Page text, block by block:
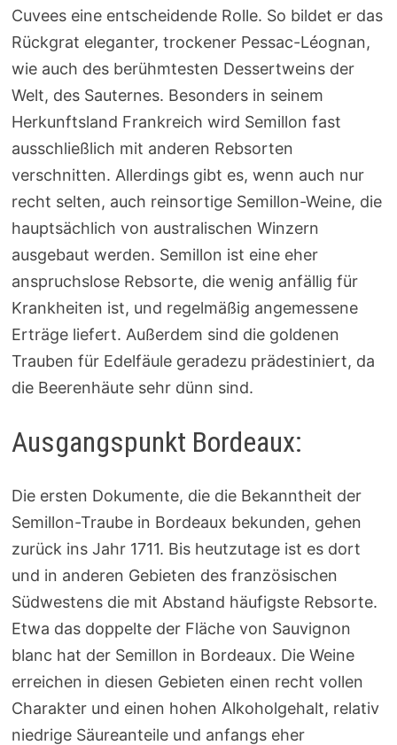
Cuvees eine entscheidende Rolle. So bildet er das
Rückgrat eleganter, trockener Pessac-Léognan,
wie auch des berühmtesten Dessertweins der
Welt, des Sauternes. Besonders in seinem
Herkunftsland Frankreich wird Semillon fast
ausschließlich mit anderen Rebsorten
verschnitten. Allerdings gibt es, wenn auch nur
recht selten, auch reinsortige Semillon-Weine, die
hauptsächlich von australischen Winzern
ausgebaut werden. Semillon ist eine eher
anspruchslose Rebsorte, die wenig anfällig für
Krankheiten ist, und regelmäßig angemessene
Erträge liefert. Außerdem sind die goldenen
Trauben für Edelfäule geradezu prädestiniert, da
die Beerenhäute sehr dünn sind.
Ausgangspunkt Bordeaux:
Die ersten Dokumente, die die Bekanntheit der
Semillon-Traube in Bordeaux bekunden, gehen
zurück ins Jahr 1711. Bis heutzutage ist es dort
und in anderen Gebieten des französischen
Südwestens die mit Abstand häufigste Rebsorte.
Etwa das doppelte der Fläche von Sauvignon
blanc hat der Semillon in Bordeaux. Die Weine
erreichen in diesen Gebieten einen recht vollen
Charakter und einen hohen Alkoholgehalt, relativ
niedrige Säureanteile und anfangs eher